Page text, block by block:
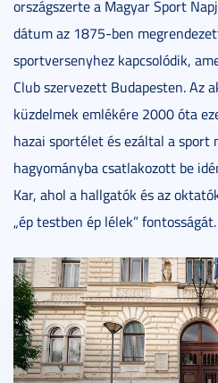
országszerte a Magyar Sport
dátum az 1875-ben
sportversenyhez kapcsolódik,
Club szervezett Budapesten. Az
küzdelmek emlékére 2000 óta
hazai sportélet és ezáltal a sport
hagyományba csatlakozott be
Kar, ahol a hallgatók és az
„ép testben ép lélek” fontosságát.